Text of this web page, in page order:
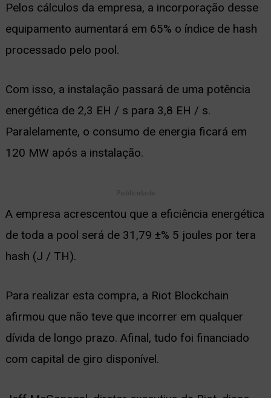
Pelos cálculos da empresa, a incorporação desse
equipamento aumentará em 65% o índice de hash
processado pelo pool.
Com isso, a instalação passará de uma potência
energética de 2,3 EH / s para 3,8 EH / s.
Paralelamente, o consumo de energia ficará em
120 MW após a instalação.
Publicidade
A empresa acrescentou que a eficiência energética
de toda a pool será de 31,79 ±% 5 joules por tera
hash (J / TH).
Para realizar esta compra, a Riot Blockchain
afirmou que não teve que incorrer em qualquer
dívida de longo prazo. Afinal, tudo foi financiado
com capital de giro disponível.